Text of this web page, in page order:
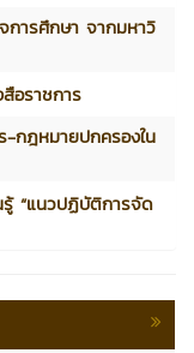
ารศึกษา จากมหาวิ
อราชการ
กฎหมายปกครองใน
“แนวปฏิบัติการจัด